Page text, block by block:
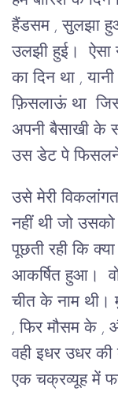
हैंडसम , सुलझा
उलझी हुई। ऐसा
का दिन था ,
फ़िसलाऊं था
अपनी बैसाखी के
उस डेट पे
उसे मेरी
नहीं थी जो
पूछती रही कि
आकर्षित हुआ।
चीत के नाम थी।
, फिर मौसम के ,
वही इधर उधर
एक चक्रव्यूह में